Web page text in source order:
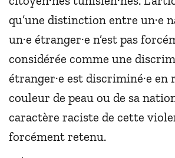
qu’une distinction entre un·e
un·e étranger·e n’est pas
considérée comme une
étranger·e est discriminé·e en
couleur de peau ou de sa
caractère raciste de cette
forcément retenu.